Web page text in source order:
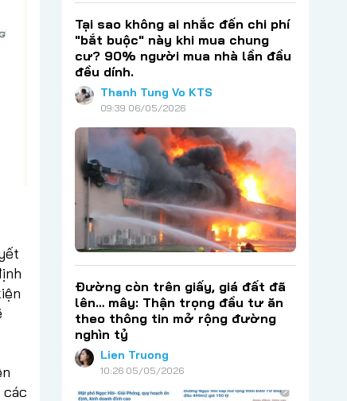
các
Tại sao không ai nhắc đến chi phí
"bắt buộc" này khi mua chung
cư? 90% người mua nhà lần đầu
đều dính.
Thanh Tung Vo KTS
09:39 06/05/2026
Đường còn trên giấy, giá đất đã
lên… mây: Thận trọng đầu tư ăn
theo thông tin mở rộng đường
nghìn tỷ
Lien Truong
10:26 05/05/2026